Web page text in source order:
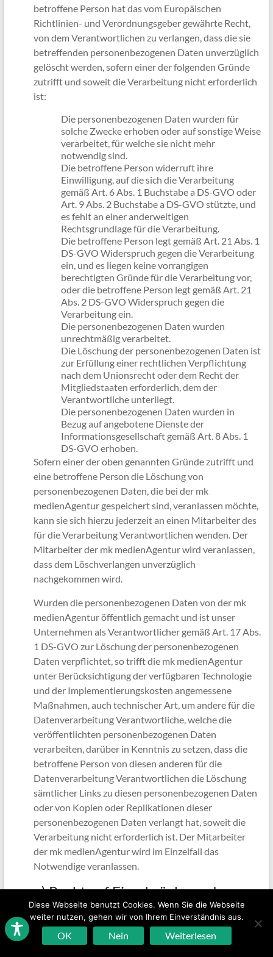
betroffene Person hat das vom Europäischen
Richtlinien- und Verordnungsgeber gewährte Recht,
von dem Verantwortlichen zu verlangen, dass die sie
betreffenden personenbezogenen Daten unverzüglich
gelöscht werden, sofern einer der folgenden Gründe
zutrifft und soweit die Verarbeitung nicht erforderlich
ist:
Die personenbezogenen Daten wurden für
solche Zwecke erhoben oder auf sonstige Weise
verarbeitet, für welche sie nicht mehr
notwendig sind.
Die betroffene Person widerruft ihre
Einwilligung, auf die sich die Verarbeitung
gemäß Art. 6 Abs. 1 Buchstabe a DS-GVO oder
Art. 9 Abs. 2 Buchstabe a DS-GVO stützte, und
es fehlt an einer anderweitigen
Rechtsgrundlage für die Verarbeitung.
Die betroffene Person legt gemäß Art. 21 Abs. 1
DS-GVO Widerspruch gegen die Verarbeitung
ein, und es liegen keine vorrangigen
berechtigten Gründe für die Verarbeitung vor,
oder die betroffene Person legt gemäß Art. 21
Abs. 2 DS-GVO Widerspruch gegen die
Verarbeitung ein.
Die personenbezogenen Daten wurden
unrechtmäßig verarbeitet.
Die Löschung der personenbezogenen Daten ist
zur Erfüllung einer rechtlichen Verpflichtung
nach dem Unionsrecht oder dem Recht der
Mitgliedstaaten erforderlich, dem der
Verantwortliche unterliegt.
Die personenbezogenen Daten wurden in
Bezug auf angebotene Dienste der
Informationsgesellschaft gemäß Art. 8 Abs. 1
DS-GVO erhoben.
Sofern einer der oben genannten Gründe zutrifft und
eine betroffene Person die Löschung von
personenbezogenen Daten, die bei der mk
medienAgentur gespeichert sind, veranlassen möchte,
kann sie sich hierzu jederzeit an einen Mitarbeiter des
für die Verarbeitung Verantwortlichen wenden. Der
Mitarbeiter der mk medienAgentur wird veranlassen,
dass dem Löschverlangen unverzüglich
nachgekommen wird.
Wurden die personenbezogenen Daten von der mk
medienAgentur öffentlich gemacht und ist unser
Unternehmen als Verantwortlicher gemäß Art. 17 Abs.
1 DS-GVO zur Löschung der personenbezogenen
Daten verpflichtet, so trifft die mk medienAgentur
unter Berücksichtigung der verfügbaren Technologie
und der Implementierungskosten angemessene
Maßnahmen, auch technischer Art, um andere für die
Datenverarbeitung Verantwortliche, welche die
veröffentlichten personenbezogenen Daten
verarbeiten, darüber in Kenntnis zu setzen, dass die
betroffene Person von diesen anderen für die
Datenverarbeitung Verantwortlichen die Löschung
sämtlicher Links zu diesen personenbezogenen Daten
oder von Kopien oder Replikationen dieser
personenbezogenen Daten verlangt hat, soweit die
Verarbeitung nicht erforderlich ist. Der Mitarbeiter
der mk medienAgentur wird im Einzelfall das
Notwendige veranlassen.
e) Recht auf Einschränkung der
Verarbeitung
Jede von der Verarbeitung personenbezogener Daten
Diese Webseite benutzt Cookies. Wenn Sie die Webseite
weiter nutzen, gehen wir von Ihrem Einverständnis aus.
OK Nein Weiterlesen